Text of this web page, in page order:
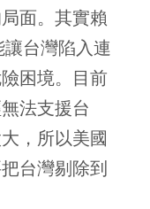
面。其實賴
台灣陷入連
困境。目前
法支援台
，所以美國
台灣剔除到